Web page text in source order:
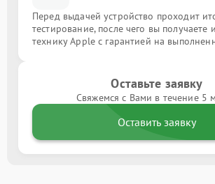
Перед выдачей устройство проходит
тестирование, после чего вы получаете
технику Apple с гарантией на
Оставьте заявку
Свяжемся с Вами в течение 5
Оставить заявку